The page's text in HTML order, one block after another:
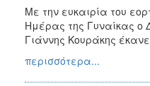
Με την ευκαιρία του
Ημέρας της Γυναίκας ο
Γιάννης Κουράκης
περισσότερα...